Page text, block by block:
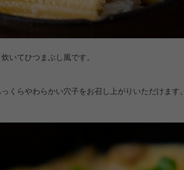
いてひつまぶし風です。
くらやわらかい穴子をお召し上がりいただけます。